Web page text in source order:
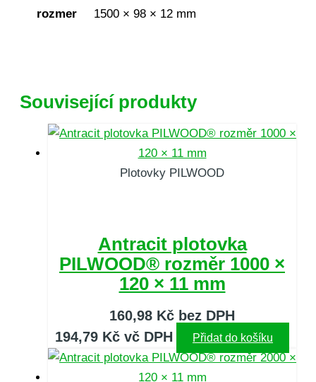
rozmer 1500 × 98 × 12 mm
Související produkty
Plotovky PILWOOD
Antracit plotovka
PILWOOD® rozměr 1000 ×
120 × 11 mm
160,98 Kč bez DPH
194,79 Kč vč DPH Přidat do košíku